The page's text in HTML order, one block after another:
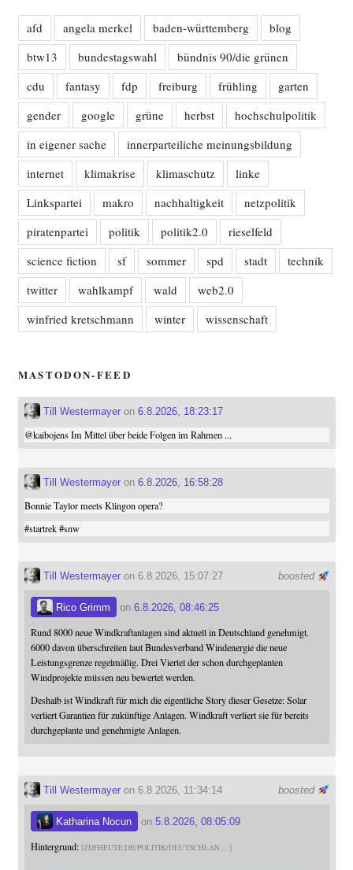
afd angela merkel baden-württemberg
blog
btw13
bundestagswahl
bündnis 90/die grünen
cdu
fantasy fdp freiburg frühling
garten
gender
google grüne herbst
hochschulpolitik
in eigener sache
innerparteiliche meinungsbildung
internet
klimakrise klimaschutz
linke
Linkspartei
makro nachhaltigkeit
netzpolitik
piratenpartei
politik politik2.0
rieselfeld
science fiction
sf sommer spd stadt
technik
twitter
wahlkampf wald
web2.0
winfried kretschmann
winter wissenschaft
MASTODON-FEED
Till Westermayeron 6.8.2026, 18:23:17
@kaibojensIm Mittel über beide Folgen im Rahmen ...
Till Westermayeron 6.8.2026, 16:58:28
Bonnie Taylor meets Klingon opera?
#startrek #snw
boosted
Till Westermayeron 6.8.2026, 15:07:27
Rico Grimm on 6.8.2026, 08:46:25
Rund 8000 neue Windkraftanlagen sind aktuell in Deutschland genehmigt.
6000 davon überschreiten laut Bundesverband Windenergie die neue
Leistungsgrenze regelmäßig. Drei Viertel der schon durchgeplanten
Windprojekte müssen neu bewertet werden.
Deshalb ist Windkraft für mich die eigentliche Story dieser Gesetze: Solar
verliert Garantien für zukünftige Anlagen. Windkraft verliert sie für bereits
durchgeplante und genehmigte Anlagen.
boosted
Till Westermayeron 6.8.2026, 11:34:14
Katharina Nocun on 5.8.2026, 08:05:09
Hintergrund: ZDFHEUTE.DE/POLITIK/DEUTSCHLAN